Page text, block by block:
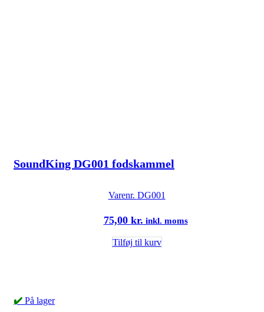
SoundKing DG001 fodskammel
Varenr. DG001
75,00 kr. inkl. moms
Tilføj til kurv
✔️ På lager